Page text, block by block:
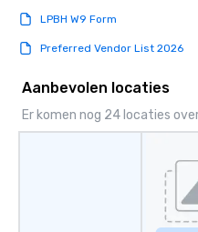
LPBH W9 Form
Preferred Vendor List 2026
Aanbevolen locaties
Er komen nog 24 locaties